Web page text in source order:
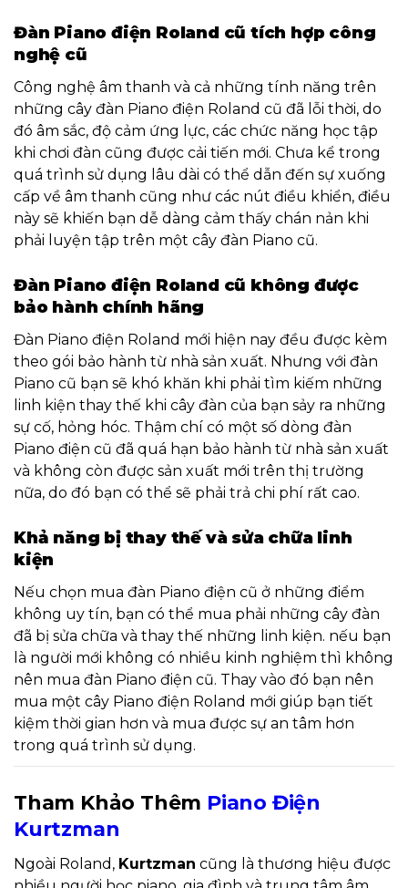
Đàn Piano điện Roland cũ tích hợp công
nghệ cũ
Công nghệ âm thanh và cả những tính năng trên
những cây đàn Piano điện Roland cũ đã lỗi thời, do
đó âm sắc, độ cảm ứng lực, các chức năng học tập
khi chơi đàn cũng được cải tiến mới. Chưa kể trong
quá trình sử dụng lâu dài có thể dẫn đến sự xuống
cấp về âm thanh cũng như các nút điều khiển, điều
này sẽ khiến bạn dễ dàng cảm thấy chán nản khi
phải luyện tập trên một cây đàn Piano cũ.
Đàn Piano điện Roland cũ không được
bảo hành chính hãng
Đàn Piano điện Roland mới hiện nay đều được kèm
theo gói bảo hành từ nhà sản xuất. Nhưng với đàn
Piano cũ bạn sẽ khó khăn khi phải tìm kiếm những
linh kiện thay thế khi cây đàn của bạn sảy ra những
sự cố, hỏng hóc. Thậm chí có một số dòng đàn
Piano điện cũ đã quá hạn bảo hành từ nhà sản xuất
và không còn được sản xuất mới trên thị trường
nữa, do đó bạn có thể sẽ phải trả chi phí rất cao.
Khả năng bị thay thế và sửa chữa linh
kiện
Nếu chọn mua đàn Piano điện cũ ở những điểm
không uy tín, bạn có thể mua phải những cây đàn
đã bị sửa chữa và thay thế những linh kiện. nếu bạn
là người mới không có nhiều kinh nghiệm thì không
nên mua đàn Piano điện cũ. Thay vào đó bạn nên
mua một cây Piano điện Roland mới giúp bạn tiết
kiệm thời gian hơn và mua được sự an tâm hơn
trong quá trình sử dụng.
Tham Khảo Thêm Piano Điện
Kurtzman
Ngoài Roland, Kurtzman cũng là thương hiệu được